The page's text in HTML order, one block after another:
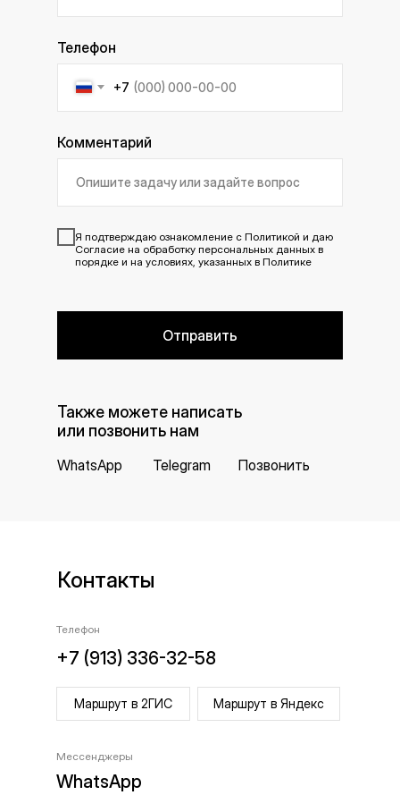
Телефон
+7
Комментарий
Я подтверждаю ознакомление с Политикой и даю
Согласие на обработку персональных данных в
порядке и на условиях, указанных в Политике
Отправить
Позвонить
Telegram
WhatsApp
Также можете написать
или позвонить нам
Контакты
Мессенджеры
WhatsApp
Телефон
+7 (913) 336-32-58
Маршрут в 2ГИС Маршрут в Яндекс